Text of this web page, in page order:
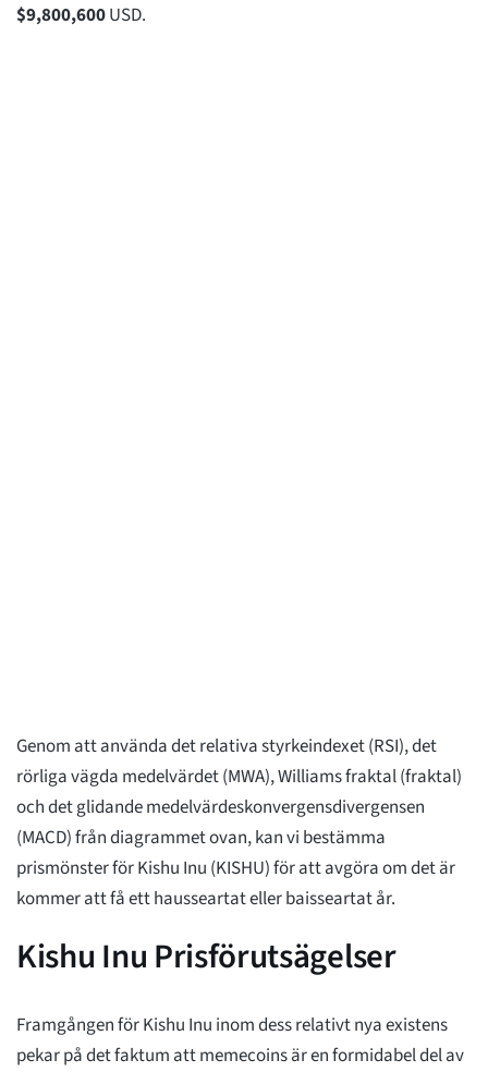
$9,800,600USD.
Genom att använda det relativa styrkeindexet (RSI), det
rörliga vägda medelvärdet (MWA), Williams fraktal (fraktal)
och det glidande medelvärdeskonvergensdivergensen
(MACD) från diagrammet ovan, kan vi bestämma
prismönster för Kishu Inu (KISHU) för att avgöra om det är
kommer att få ett hausseartat eller baisseartat år.
Kishu Inu Prisförutsägelser
Framgången för Kishu Inu inom dess relativt nya existens
pekar på det faktum att memecoins är en formidabel del av